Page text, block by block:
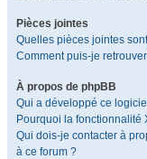
Pièces jointes
Quelles pièces jointes
Comment puis-je
À propos de phpBB
Qui a développé ce
Pourquoi la fonctionnalité
Qui dois-je contacter à
à ce forum ?